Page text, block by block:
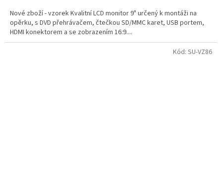
Nové zboží - vzorek Kvalitní LCD monitor 9" určený k montáži na
opěrku, s DVD přehrávačem, čtečkou SD/MMC karet, USB portem,
HDMI konektorem a se zobrazením 16:9....
Kód: SU-VZ86